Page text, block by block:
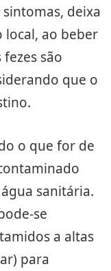
deixa
local, ao beber
são
que o
o que for de
sanitária.
se
a altas
para